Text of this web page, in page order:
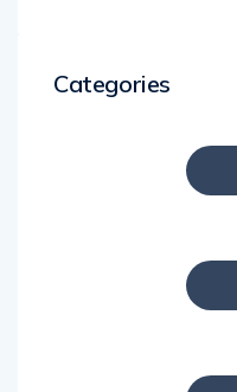
Categories